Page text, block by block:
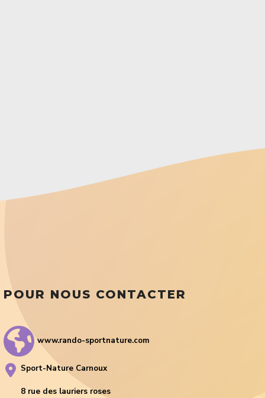
POUR NOUS CONTACTER
www.rando-sportnature.com
Sport-Nature Carnoux
8 rue des lauriers roses